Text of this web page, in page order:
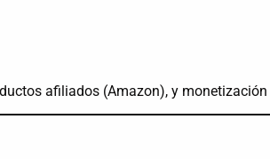
afiliados (Amazon), y